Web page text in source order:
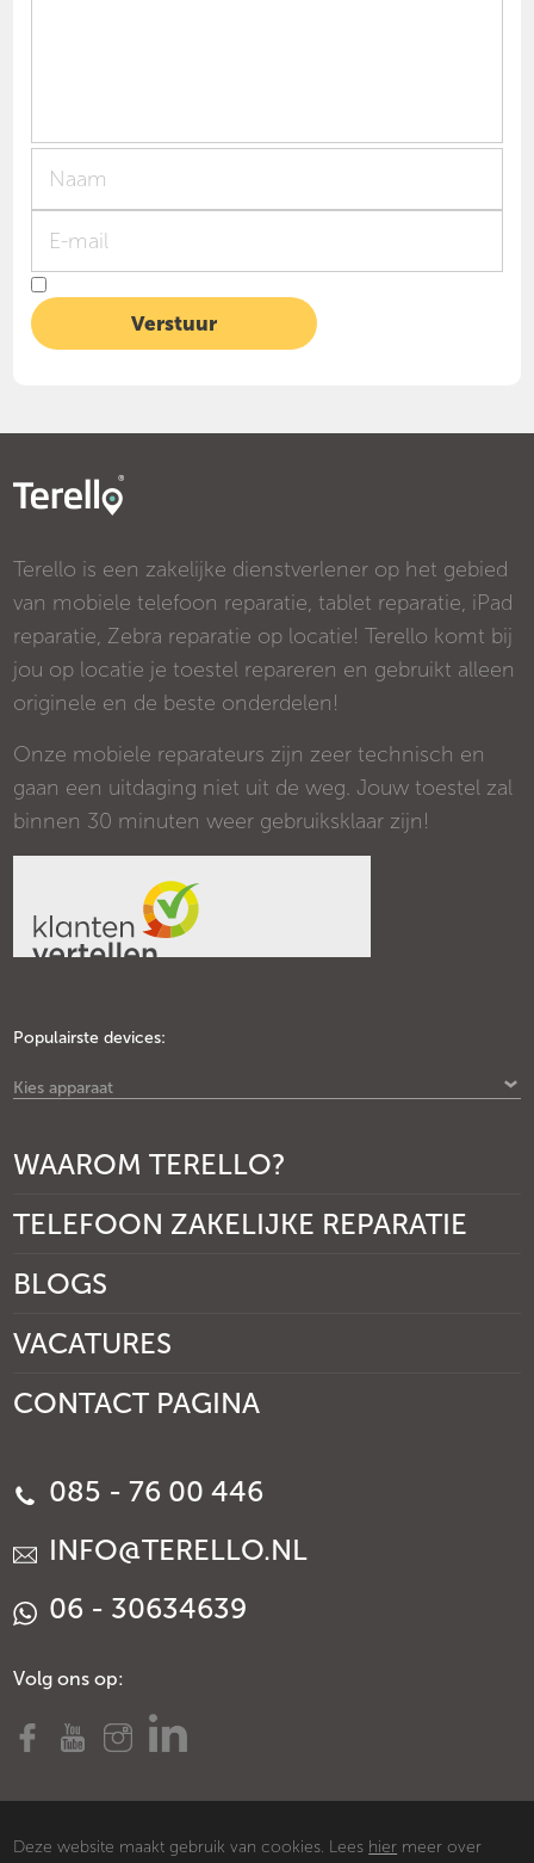
Terello is een zakelijke dienstverlener op het gebied
van mobiele telefoon reparatie, tablet reparatie, iPad
reparatie, Zebra reparatie op locatie! Terello komt bij
jou op locatie je toestel repareren en gebruikt alleen
originele en de beste onderdelen!
Onze mobiele reparateurs zijn zeer technisch en
gaan een uitdaging niet uit de weg. Jouw toestel zal
binnen 30 minuten weer gebruiksklaar zijn!
Populairste devices:
Kies apparaat
WAAROM TERELLO?
TELEFOON ZAKELIJKE REPARATIE
BLOGS
VACATURES
CONTACT PAGINA
085 - 76 00 446
INFO@TERELLO.NL
06 - 30634639
Volg ons op:
Deze website maakt gebruik van cookies. Lees hier meer over